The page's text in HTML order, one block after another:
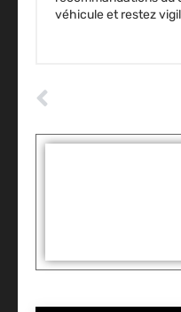
véhicule et restez